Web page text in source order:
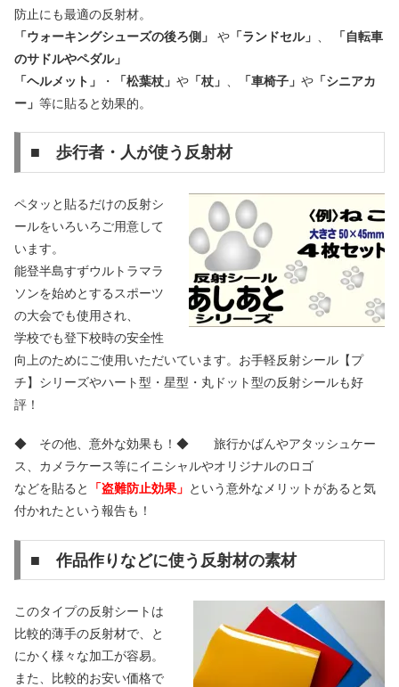
防止にも最適の反射材。
「ウォーキングシューズの後ろ側」
や 「ランドセル」
「自転車
のサドルやペダル」
「ヘルメット」
・ 「松葉杖」 や 「杖」 「車椅子」 や 「シニアカ
ー」 等に貼ると効果的。
■ 歩行者・人が使う反射材
ペタッと貼るだけの反射シ
ールをいろいろご用意して
います。
能登半島すずウルトラマラ
ソンを始めとするスポーツ
の大会でも使用され、
学校でも登下校時の安全性
向上のためにご使用いただいています。お手軽反射シール【プ
チ】シリーズやハート型・星型・丸ドット型の反射シールも好
評！
◆ その他、意外な効果も！◆ 旅行かばんやアタッシュケー
ス、カメラケース等にイニシャルやオリジナルのロゴ
などを貼ると
「盗難防止効果」 という意外なメリットがあると気
付かれたという報告も！
■ 作品作りなどに使う反射材の素材
このタイプの反射シートは
比較的薄手の反射材で、と
にかく様々な加工が容易。
また、比較的お安い価格で